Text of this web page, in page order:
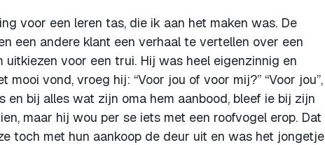
voor een leren tas, die ik aan het maken was. De
een andere klant een verhaal te vertellen over een
voor een trui. Hij was heel eigenzinnig en
vond, vroeg hij: “Voor jou of voor mij?” “Voor jou”,
bij alles wat zijn oma hem aanbood, bleef ie bij zijn
maar hij wou per se iets met een roofvogel erop. Dat
toch met hun aankoop de deur uit en was het jongetje